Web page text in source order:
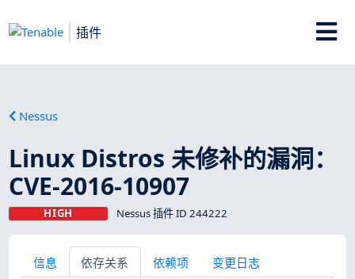
插件
Nessus
Linux Distros 未修补的漏洞：
CVE-2016-10907
HIGH Nessus 插件 ID 244222
信息 依存关系 依赖项 变更日志